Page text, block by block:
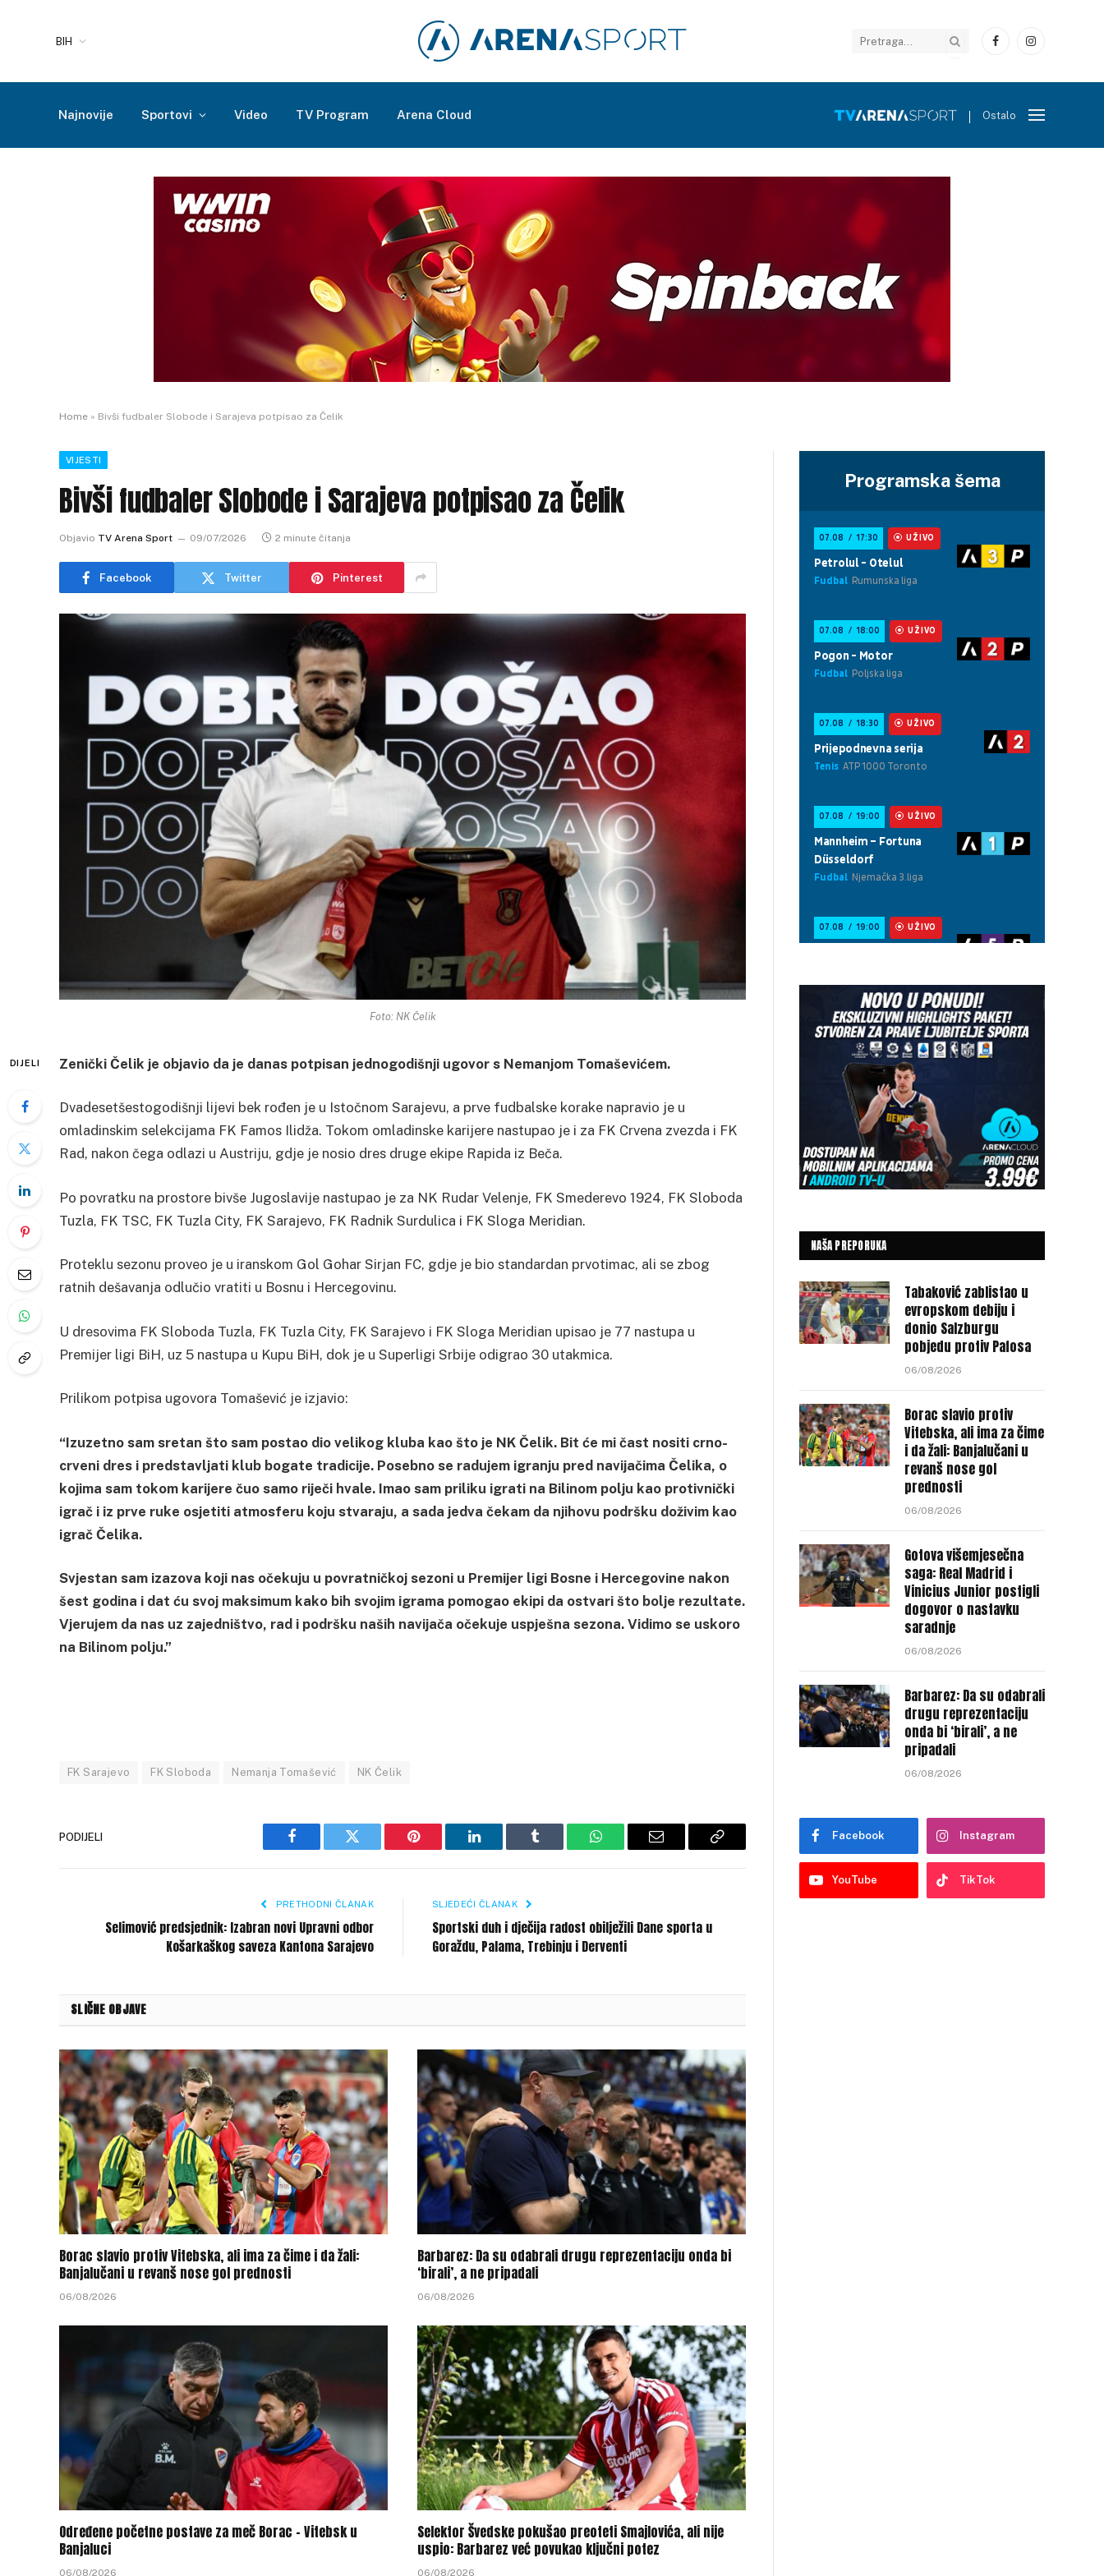
BIH
FacebookInstagram
Najnovije Sportovi Video TV Program Arena Cloud Ostalo
Home » Bivši fudbaler Slobode i Sarajeva potpisao za Čelik
VIJESTI
Bivši fudbaler Slobode i Sarajeva potpisao za Čelik
Objavio TV Arena Sport 09/07/2026 2 minute čitanja
Facebook Twitter Pinterest
Foto: NK Čelik
DIJELI Zenički Čelik je objavio da je danas potpisan jednogodišnji ugovor s Nemanjom Tomaševićem.
Dvadesetšestogodišnji lijevi bek rođen je u Istočnom Sarajevu, a prve fudbalske korake napravio je u
omladinskim selekcijama FK Famos Ilidža. Tokom omladinske karijere nastupao je i za FK Crvena zvezda i FK
Rad, nakon čega odlazi u Austriju, gdje je nosio dres druge ekipe Rapida iz Beča.
Po povratku na prostore bivše Jugoslavije nastupao je za NK Rudar Velenje, FK Smederevo 1924, FK Sloboda
Tuzla, FK TSC, FK Tuzla City, FK Sarajevo, FK Radnik Surdulica i FK Sloga Meridian.
Proteklu sezonu proveo je u iranskom Gol Gohar Sirjan FC, gdje je bio standardan prvotimac, ali se zbog
ratnih dešavanja odlučio vratiti u Bosnu i Hercegovinu.
U dresovima FK Sloboda Tuzla, FK Tuzla City, FK Sarajevo i FK Sloga Meridian upisao je 77 nastupa u
Premijer ligi BiH, uz 5 nastupa u Kupu BiH, dok je u Superligi Srbije odigrao 30 utakmica.
Prilikom potpisa ugovora Tomašević je izjavio:
“Izuzetno sam sretan što sam postao dio velikog kluba kao što je NK Čelik. Bit će mi čast nositi crno-
crveni dres i predstavljati klub bogate tradicije. Posebno se radujem igranju pred navijačima Čelika, o
kojima sam tokom karijere čuo samo riječi hvale. Imao sam priliku igrati na Bilinom polju kao protivnički
igrač i iz prve ruke osjetiti atmosferu koju stvaraju, a sada jedva čekam da njihovu podršku doživim kao
igrač Čelika.
Svjestan sam izazova koji nas očekuju u povratničkoj sezoni u Premijer ligi Bosne i Hercegovine nakon
šest godina i dat ću svoj maksimum kako bih svojim igrama pomogao ekipi da ostvari što bolje rezultate.
Vjerujem da nas uz zajedništvo, rad i podršku naših navijača očekuje uspješna sezona. Vidimo se uskoro
na Bilinom polju.”
FK Sarajevo FK Sloboda Nemanja Tomašević NK Čelik
PODIJELI
Facebook Twitter Pinterest LinkedIn Tumblr WhatsAppEmail
Copy
PRETHODNI ČLANAK
Selimović predsjednik: Izabran novi Upravni odbor
Košarkaškog saveza Kantona Sarajevo
SLJEDEĆI ČLANAK
Sportski duh i dječija radost obilježili Dane sporta u
Goraždu, Palama, Trebinju i Derventi
SLIČNE OBJAVE
Borac slavio protiv Vitebska, ali ima za čime i da žali:
Banjalučani u revanš nose gol prednosti
06/08/2026
Barbarez: Da su odabrali drugu reprezentaciju onda bi
‘birali’, a ne pripadali
06/08/2026
Određene početne postave za meč Borac – Vitebsk u
Banjaluci
06/08/2026
Selektor Švedske pokušao preoteti Smajlovića, ali nije
uspio: Barbarez već povukao ključni potez
06/08/2026
Programska šema
NAŠA PREPORUKA
Tabaković zablistao u
evropskom debiju i
donio Salzburgu
pobjedu protiv Pafosa
06/08/2026
Borac slavio protiv
Vitebska, ali ima za čime
i da žali: Banjalučani u
revanš nose gol
prednosti
06/08/2026
Gotova višemjesečna
saga: Real Madrid i
Vinicius Junior postigli
dogovor o nastavku
saradnje
06/08/2026
Barbarez: Da su odabrali
drugu reprezentaciju
onda bi ‘birali’, a ne
pripadali
06/08/2026
Facebook Instagram
YouTube TikTok